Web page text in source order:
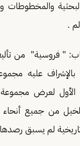
والمخطوطات
.
" فروسية" من
بالإشراف عليه
من جميع أنحاء
لم يسبق